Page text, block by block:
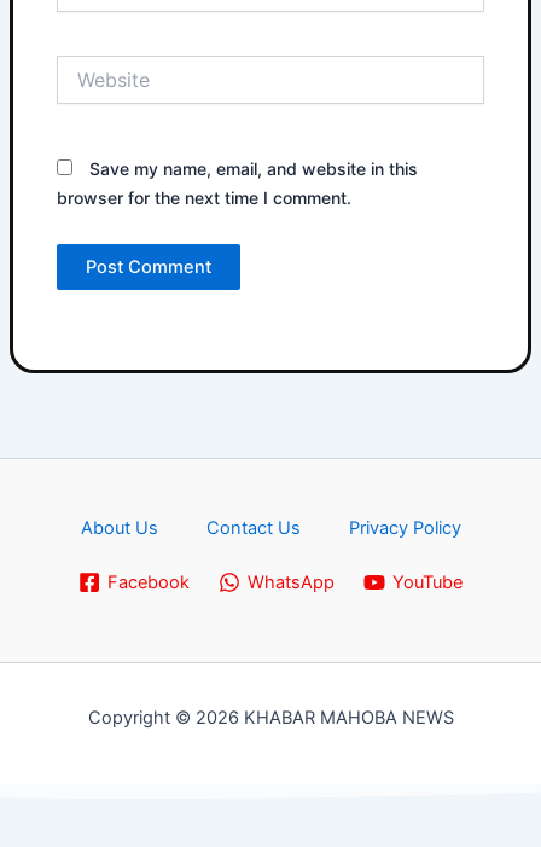
Save my name, email, and website in this
browser for the next time I comment.
About Us Contact Us Privacy Policy
Facebook WhatsApp YouTube
Copyright © 2026 KHABAR MAHOBA NEWS